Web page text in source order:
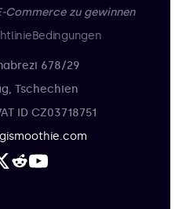
Commerce zu gewinnen
Bedingungen
678/29
Tschechien
ID CZ03718751